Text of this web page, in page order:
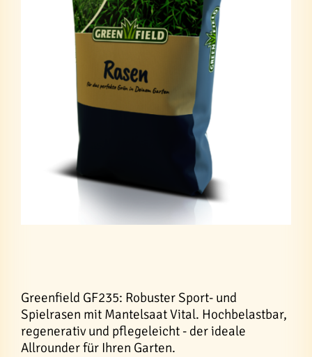
Greenfield GF235: Robuster Sport- und
Spielrasen mit Mantelsaat Vital. Hochbelastbar,
regenerativ und pflegeleicht - der ideale
Allrounder für Ihren Garten.